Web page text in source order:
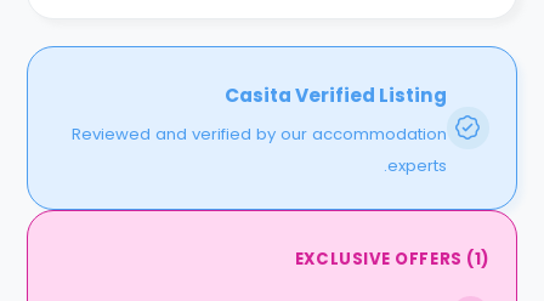
Casita Verified Listing
Reviewed and verified by our accommodation
experts.
EXCLUSIVE OFFERS (1)